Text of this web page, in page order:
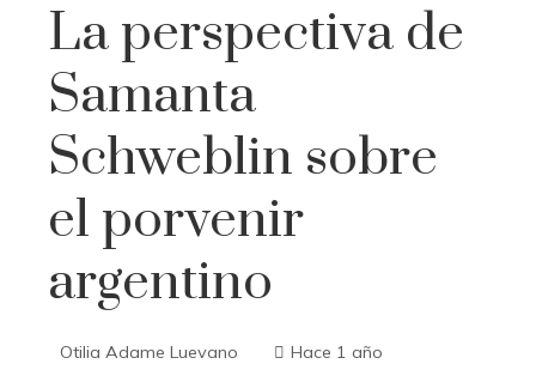
La perspectiva de
Samanta
Schweblin sobre
el porvenir
argentino
Otilia Adame Luevano Hace 1 año